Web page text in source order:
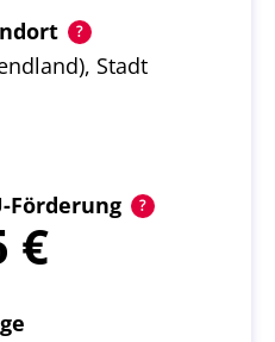
Stadt
Förderung